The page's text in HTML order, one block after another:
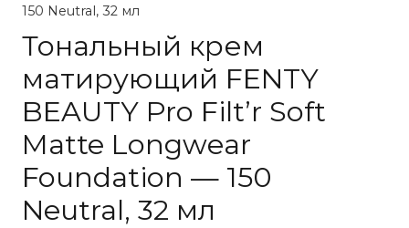
150 Neutral, 32 мл
Тональный крем
матирующий FENTY
BEAUTY Pro Filt’r Soft
Matte Longwear
Foundation — 150
Neutral, 32 мл